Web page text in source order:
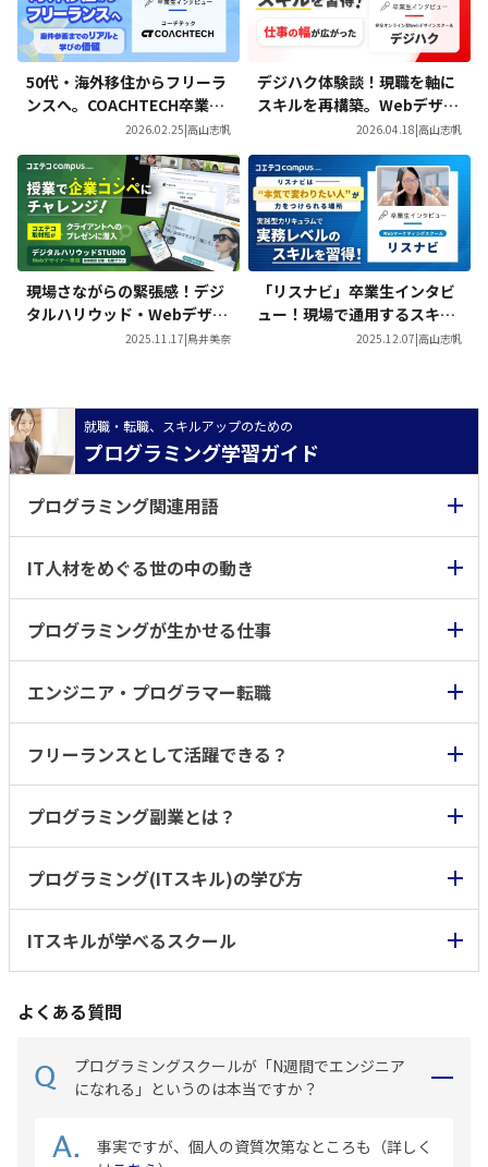
50代・海外移住からフリーラ
ンスへ。COACHTECH卒業生
が語る「案件参画までのリア
ル」と学びの価値
2026.02.25|高山志帆
デジハク体験談！現職を軸に
スキルを再構築。Webデザイ
ンを学び広がった働き方の選
択肢
2026.04.18|高山志帆
現場さながらの緊張感！デジ
タルハリウッド・Webデザイ
ナー専攻『超実践プラン』の
2025.11.17|鳥井美奈
「リスナビ」卒業生インタビ
ュー！現場で通用するスキル
を実践型カリキュラムで習
2025.12.07|高山志帆
就職・転職、スキルアップのための
プログラミング学習ガイド
プログラミング関連用語
IT人材をめぐる世の中の動き
プログラミングが生かせる仕事
エンジニア・プログラマー転職
フリーランスとして活躍できる？
プログラミング副業とは？
プログラミング(ITスキル)の学び方
ITスキルが学べるスクール
よくある質問
プログラミングスクールが「N週間でエンジニア
になれる」というのは本当ですか？
事実ですが、個人の資質次第なところも（詳しく